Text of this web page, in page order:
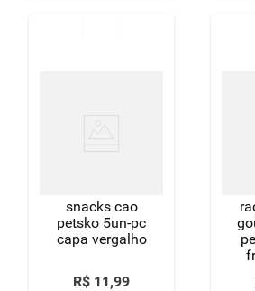
snacks cao
petsko 5un-pc
capa vergalho
R$ 11,99